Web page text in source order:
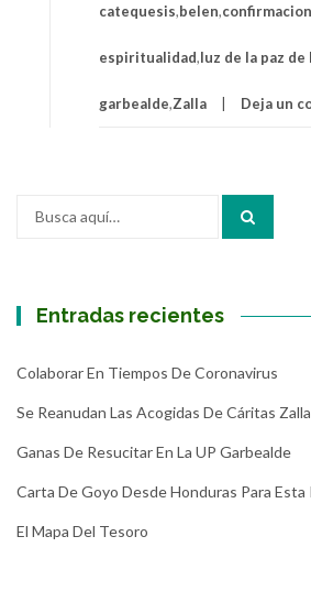
catequesis,belen,confirmacion
espiritualidad,luz de la paz de
garbealde,Zalla Deja un
Entradas recientes
Colaborar En Tiempos De Coronavirus
Se Reanudan Las Acogidas De Cáritas
Ganas De Resucitar En La UP Garbealde
Carta De Goyo Desde Honduras Para Esta
El Mapa Del Tesoro